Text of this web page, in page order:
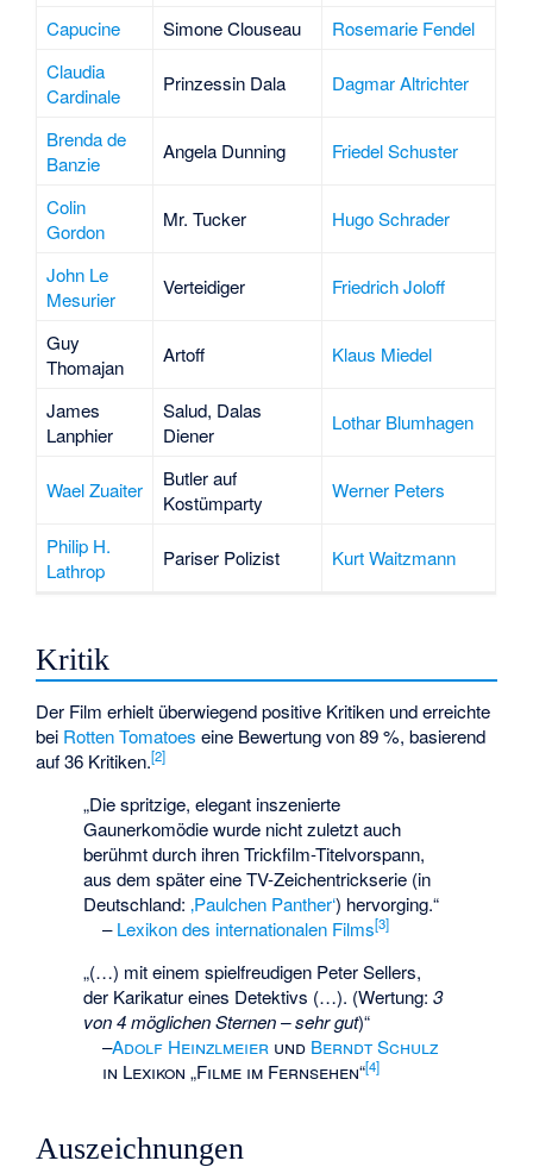
Capucine Simone Clouseau
Rosemarie Fendel
Claudia
Cardinale
Prinzessin Dala Dagmar Altrichter
Brenda de
Banzie
Angela Dunning Friedel Schuster
Colin
Gordon
Mr. Tucker Hugo Schrader
John Le
Mesurier
Verteidiger Friedrich Joloff
Guy
Thomajan
Artoff Klaus Miedel
James
Lanphier
Salud, Dalas
Diener
Lothar Blumhagen
Wael Zuaiter
Butler auf
Kostümparty
Werner Peters
Philip H.
Lathrop
Pariser Polizist Kurt Waitzmann
Kritik
Der Film erhielt überwiegend positive Kritiken und erreichte
bei Rotten Tomatoes eine Bewertung von 89 %, basierend
auf 36 Kritiken.[2]
„Die spritzige, elegant inszenierte
Gaunerkomödie wurde nicht zuletzt auch
berühmt durch ihren Trickfilm-Titelvorspann,
aus dem später eine TV-Zeichentrickserie (in
Deutschland: ‚Paulchen Panther‘) hervorging.“
–Lexikon des internationalen Films[3]
„(…) mit einem spielfreudigen Peter Sellers,
der Karikatur eines Detektivs (…). (Wertung:3
von 4 möglichen Sternen – sehr gut)“
–Adolf Heinzlmeier und Berndt Schulz
in Lexikon „Filme im Fernsehen“[4]
Auszeichnungen